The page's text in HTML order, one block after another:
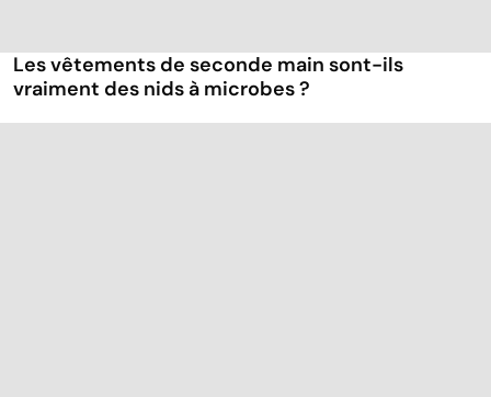
Les vêtements de seconde main sont-ils
vraiment des nids à microbes ?